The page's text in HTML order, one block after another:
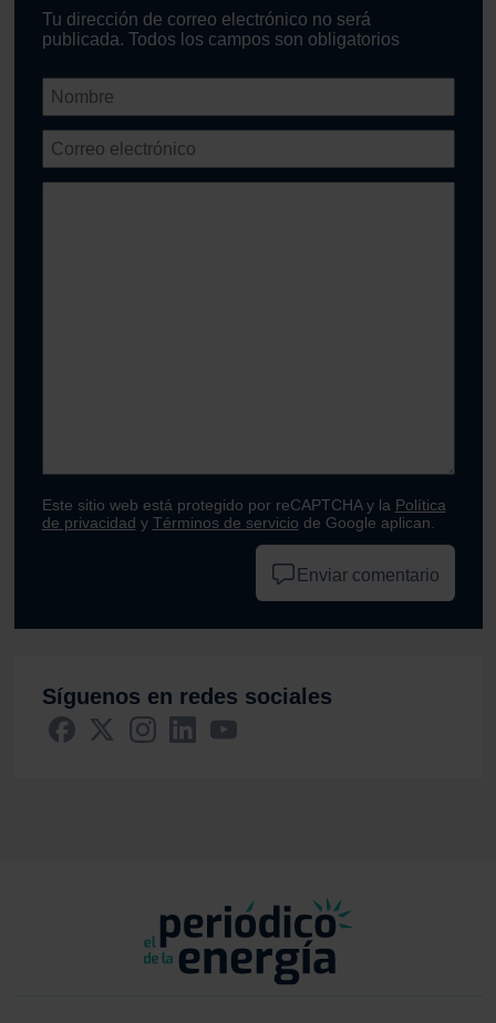
Tu dirección de correo electrónico no será
publicada. Todos los campos son obligatorios
Este sitio web está protegido por reCAPTCHA y la Política
de privacidad y Términos de servicio de Google aplican.
Enviar comentario
Síguenos en redes sociales